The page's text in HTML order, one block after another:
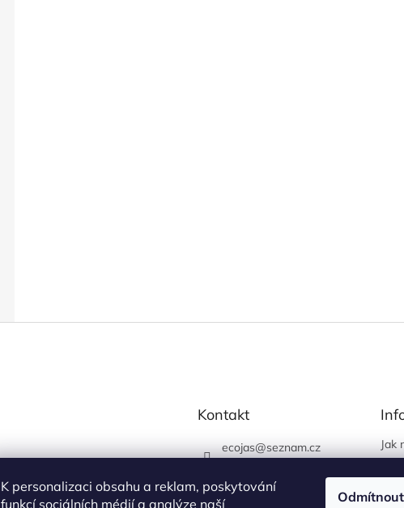
K personalizaci obsahu a reklam, poskytování
funkcí sociálních médií a analýze naší
Odmítnout
Kontakt
ecojas@seznam.cz
730 444 400 (prodejna
Jak
údajů